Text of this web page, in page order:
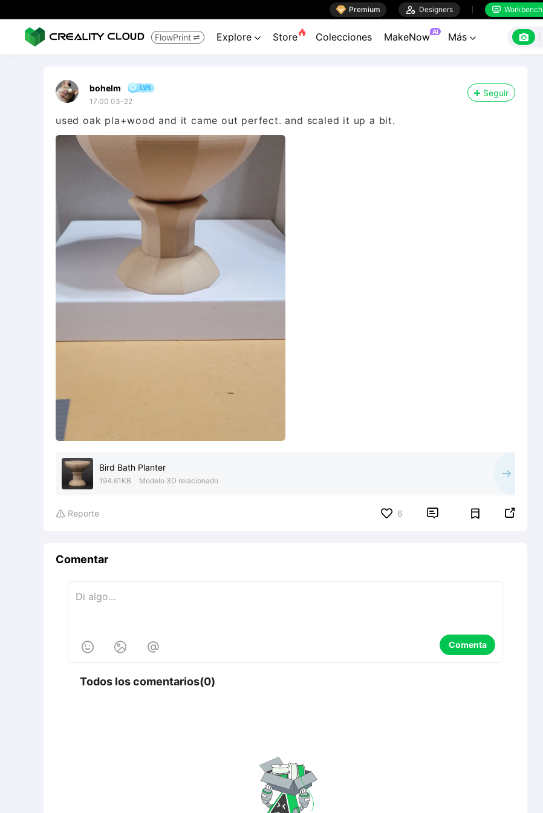
 Premium  Designers  Workbench
FlowPrint  Explore  Store Colecciones MakeNow AI Más  
bohelm
17:00 03-22
Seguir
used oak pla+wood and it came out perfect. and scaled it up a bit.
Bird Bath Planter
194.61KB Modelo 3D relacionado
 Reporte 6  
Comentar
   Comenta
Todos los comentarios(0)